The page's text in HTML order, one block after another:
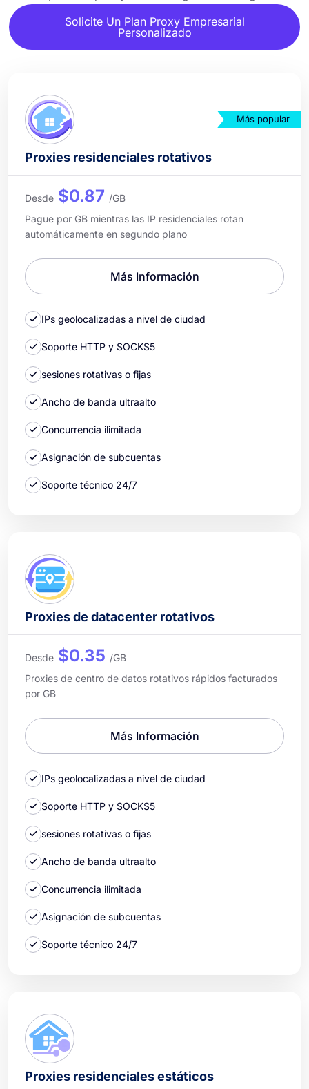
Solicite Un Plan Proxy Empresarial
Personalizado
Más popular
Proxies residenciales rotativos
Desde $0.87 /GB
Pague por GB mientras las IP residenciales rotan
automáticamente en segundo plano
Más Información
IPs geolocalizadas a nivel de ciudad
Soporte HTTP y SOCKS5
sesiones rotativas o fijas
Ancho de banda ultraalto
Concurrencia ilimitada
Asignación de subcuentas
Soporte técnico 24/7
Proxies de datacenter rotativos
Desde $0.35 /GB
Proxies de centro de datos rotativos rápidos facturados
por GB
Más Información
IPs geolocalizadas a nivel de ciudad
Soporte HTTP y SOCKS5
sesiones rotativas o fijas
Ancho de banda ultraalto
Concurrencia ilimitada
Asignación de subcuentas
Soporte técnico 24/7
Proxies residenciales estáticos